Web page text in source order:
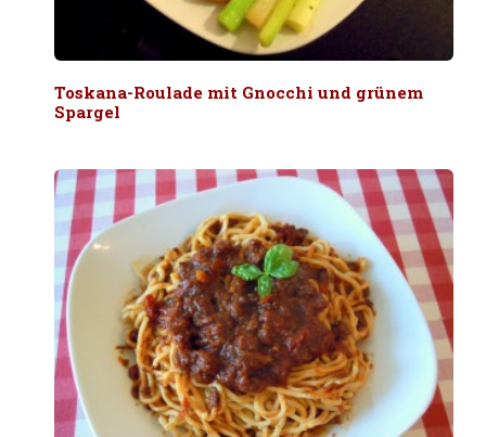
Toskana-Roulade mit Gnocchi und grünem
Spargel